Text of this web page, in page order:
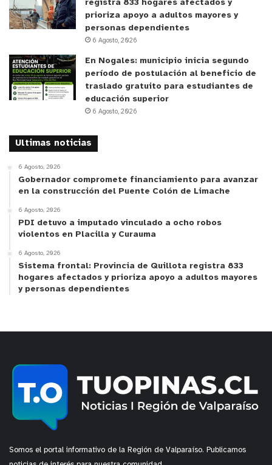
registra 833 hogares afectados y
prioriza apoyo a adultos mayores y
personas dependientes
6 Agosto, 2026
En Nogales: municipio inicia segundo
período de postulación al beneficio de
traslado gratuito para estudiantes de
educación superior
6 Agosto, 2026
Ultimas noticias
6 Agosto, 2026
Gobernador compromete financiamiento para avanzar
en la construcción del Puente Colón de Limache
6 Agosto, 2026
PDI detuvo a imputado vinculado a ocho robos
violentos en Placilla y Curauma
6 Agosto, 2026
Sistema frontal: Provincia de Quillota registra 833
hogares afectados y prioriza apoyo a adultos mayores
y personas dependientes
Somos el portal informativo de la Región de Valparaíso. Publicamos